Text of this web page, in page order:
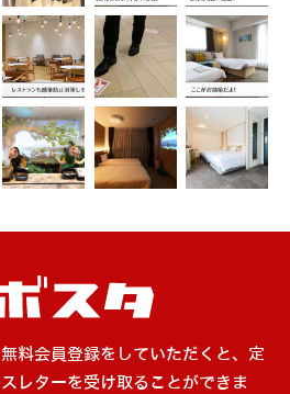
料会員登録をしていただくと、定
レターを受け取ることができま